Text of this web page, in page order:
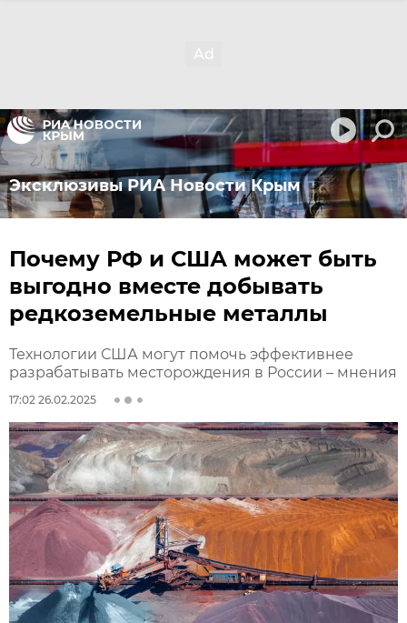
Эксклюзивы РИА Новости Крым
Почему РФ и США может быть
выгодно вместе добывать
редкоземельные металлы
Технологии США могут помочь эффективнее
разрабатывать месторождения в России – мнения
17:02 26.02.2025